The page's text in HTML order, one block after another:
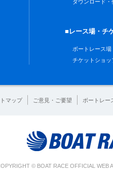
ダウンロード・
■レース場・チ
ボートレース場
チケットショッ
マップ ご意見・ご要望 ボートレー
© BOAT RACE OFFICIAL WEB